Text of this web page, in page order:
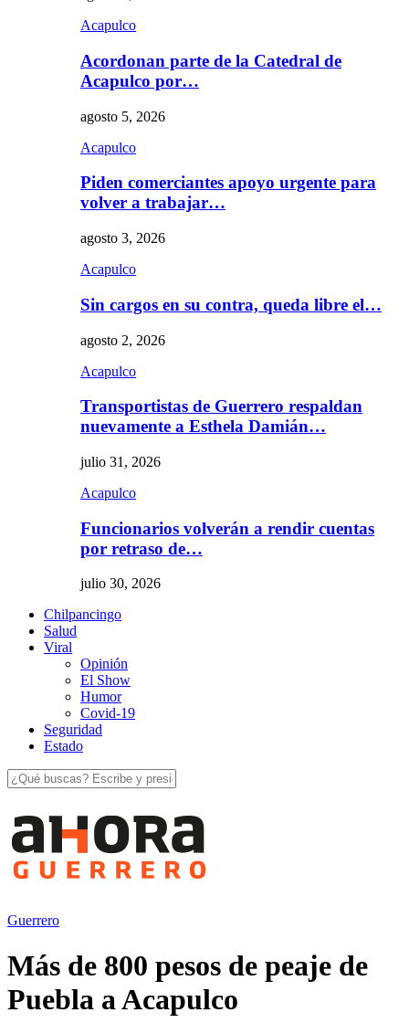
Acapulco
Acordonan parte de la Catedral de
Acapulco por…
agosto 5, 2026
Acapulco
Piden comerciantes apoyo urgente para
volver a trabajar…
agosto 3, 2026
Acapulco
Sin cargos en su contra, queda libre el…
agosto 2, 2026
Acapulco
Transportistas de Guerrero respaldan
nuevamente a Esthela Damián…
julio 31, 2026
Acapulco
Funcionarios volverán a rendir cuentas
por retraso de…
julio 30, 2026
Chilpancingo
Salud
Viral
Opinión
El Show
Humor
Covid-19
Seguridad
Estado
Guerrero
Más de 800 pesos de peaje de
Puebla a Acapulco